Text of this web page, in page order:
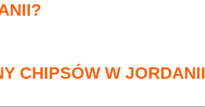
CHIPSÓW W JORDANII